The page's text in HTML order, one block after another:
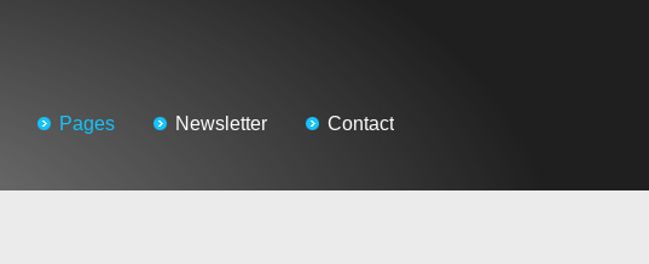
Pages Newsletter Contact